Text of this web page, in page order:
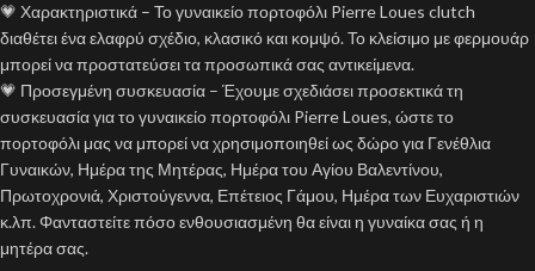
💗 Χαρακτηριστικά – Το γυναικείο πορτοφόλι Pierre Loues clutch
διαθέτει ένα ελαφρύ σχέδιο, κλασικό και κομψό. Το κλείσιμο με φερμουάρ
μπορεί να προστατεύσει τα προσωπικά σας αντικείμενα.
💗 Προσεγμένη συσκευασία – Έχουμε σχεδιάσει προσεκτικά τη
συσκευασία για το γυναικείο πορτοφόλι Pierre Loues, ώστε το
πορτοφόλι μας να μπορεί να χρησιμοποιηθεί ως δώρο για Γενέθλια
Γυναικών, Ημέρα της Μητέρας, Ημέρα του Αγίου Βαλεντίνου,
Πρωτοχρονιά, Χριστούγεννα, Επέτειος Γάμου, Ημέρα των Ευχαριστιών
κ.λπ. Φανταστείτε πόσο ενθουσιασμένη θα είναι η γυναίκα σας ή η
μητέρα σας.